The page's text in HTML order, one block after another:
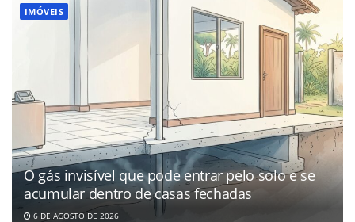
IMÓVEIS
O gás invisível que pode entrar pelo solo e se
acumular dentro de casas fechadas
6 DE AGOSTO DE 2026